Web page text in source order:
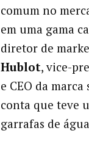
comum no
em uma gama
diretor de
Hublot, vice-
e CEO da
conta que teve
garrafas de